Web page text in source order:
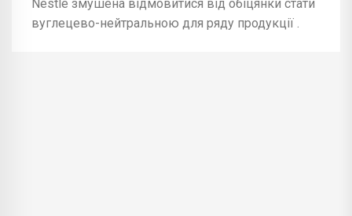
Nestle змушена відмовитися від обіцянки стати
вуглецево-нейтральною для ряду продукції .